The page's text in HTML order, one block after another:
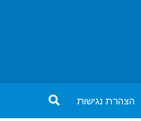
הצהרת נגישות